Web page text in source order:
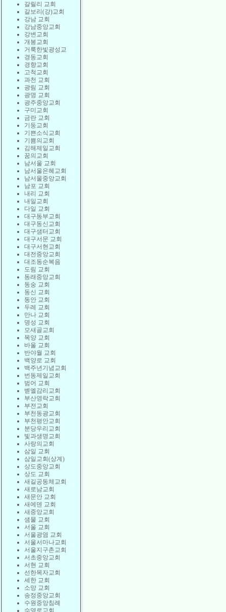
갈릴리 교회
갈보리(강)교회
강남 교회
강남중앙교회
강변교회
개봉교회
거룩한빛광성교
경동교회
경향교회
고척교회
과천 교회
광림 교회
광명 교회
광주중앙교회
구미교회
금란 교회
기둥교회
기쁜소식교회
기쁨의교회
김해제일교회
꿈의교회
남서울 교회
남서울은혜교회
남서울중앙교회
남포 교회
내리 교회
내일교회
다일 교회
대구동부교회
대구동신교회
대구샘터교회
대구서문 교회
대구서현교회
대전중앙교회
대조동순복음
도림 교회
동래중앙교회
동숭 교회
동신 교회
동안 교회
두레 교회
만나 교회
명성 교회
모새골교회
목양 교회
바울 교회
반야월 교회
백양로 교회
백주년기념교회
번동제일교회
범어 교회
벧엘감리교회
부산영락교회
부전교회
부천동광교회
부천평안교회
분당우리교회
빛과생명교회
사랑의교회
삼일 교회
삼일교회(상계)
상도중앙교회
상도 교회
새길공동체교회
새로남교회
새문안 교회
새에덴 교회
새중앙교회
샘물 교회
서울 교회
서울광염 교회
서울서마나교회
서울지구촌교회
서초중앙교회
서현 교회
선한목자교회
세한 교회
소망 교회
송정중앙교회
수원중앙침례
수영로교회